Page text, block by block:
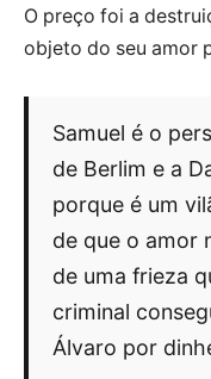
O preço foi a
objeto do seu amor
Samuel é o
de Berlim e a
porque é um
de que o amor
de uma frieza
criminal
Álvaro por